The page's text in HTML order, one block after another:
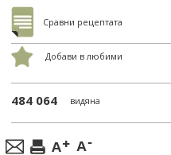
Сравни рецептата
Добави в любими
484 064 видяна